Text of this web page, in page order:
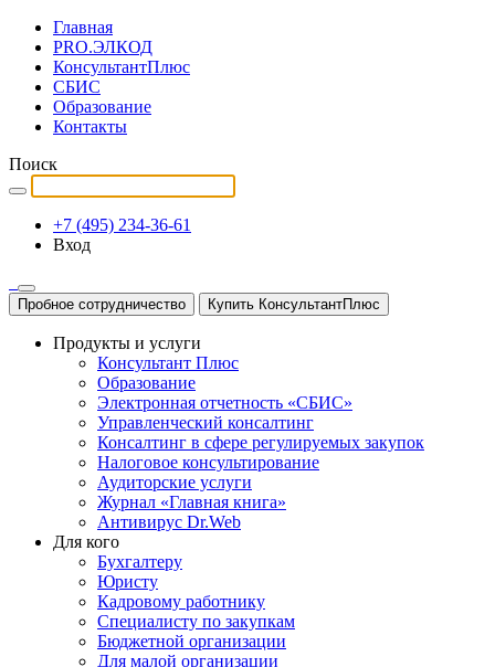
Главная
PRO.ЭЛКОД
КонсультантПлюс
СБИС
Образование
Контакты
Поиск
+7 (495) 234-36-61
Вход
Пробное сотрудничество Купить КонсультантПлюс
Продукты и услуги
Консультант Плюс
Образование
Электронная отчетность «СБИС»
Управленческий консалтинг
Консалтинг в сфере регулируемых закупок
Налоговое консультирование
Аудиторские услуги
Журнал «Главная книга»
Антивирус Dr.Web
Для кого
Бухгалтеру
Юристу
Кадровому работнику
Специалисту по закупкам
Бюджетной организации
Для малой организации